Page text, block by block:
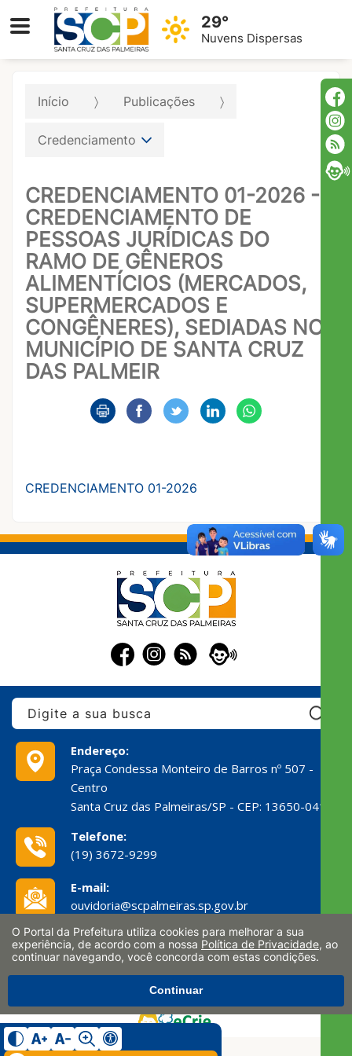
29°
Nuvens Dispersas
Início Publicações
Credenciamento
CREDENCIAMENTO 01-2026 -
CREDENCIAMENTO DE
PESSOAS JURÍDICAS DO
RAMO DE GÊNEROS
ALIMENTÍCIOS (MERCADOS,
SUPERMERCADOS E
CONGÊNERES), SEDIADAS NO
MUNICÍPIO DE SANTA CRUZ
DAS PALMEIR
CREDENCIAMENTO 01-2026
Endereço:
Praça Condessa Monteiro de Barros nº 507 -
Centro
Santa Cruz das Palmeiras/SP - CEP: 13650-041
Telefone:
(19) 3672-9299
E-mail:
ouvidoria@scpalmeiras.sp.gov.br
CNPJ:
46.371.654/0001-22
O Portal da Prefeitura utiliza cookies para melhorar a sua
experiência, de acordo com a nossa Política de Privacidade, ao
continuar navegando, você concorda com estas condições.
Continuar